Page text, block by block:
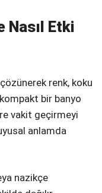
Nasıl Etki
renk, koku
bir banyo
vakit geçirmeyi
anlamda
nazikçe